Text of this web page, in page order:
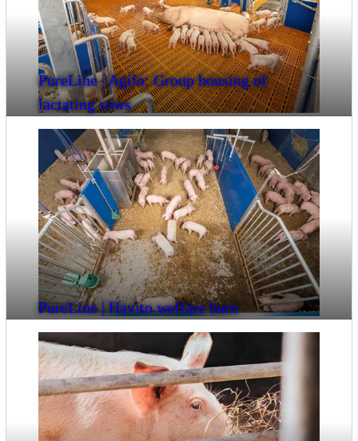
PureLine | Agilo: Group housing of
lactating sows
PureLine | Havito welfare barn